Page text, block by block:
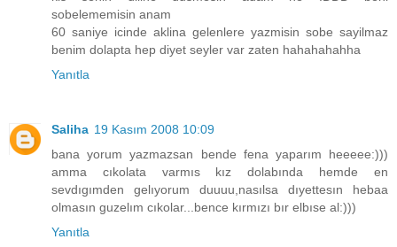
sobelememisin anam
60 saniye icinde aklina gelenlere yazmisin sobe sayilmaz
benim dolapta hep diyet seyler var zaten hahahahahha
Yanıtla
Saliha 19 Kasım 2008 10:09
bana yorum yazmazsan bende fena yaparım heeeee:)))
amma cıkolata varmıs kız dolabında hemde en
sevdıgımden gelıyorum duuuu,nasılsa dıyettesın hebaa
olmasın guzelım cıkolar...bence kırmızı bır elbıse al:)))
Yanıtla